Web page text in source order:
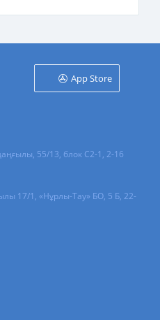
App Store
55/13, блок С2-1, 2-16
17/1, «Нұрлы-Тау» БО, 5 Б, 22-